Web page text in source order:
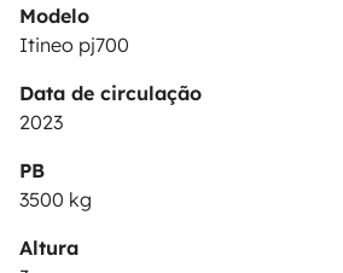
Modelo
Itineo pj700
Data de circulação
2023
PB
3500 kg
Altura